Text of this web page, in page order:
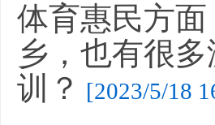
体育惠民方
乡，也有很
训？ [2023/5/18